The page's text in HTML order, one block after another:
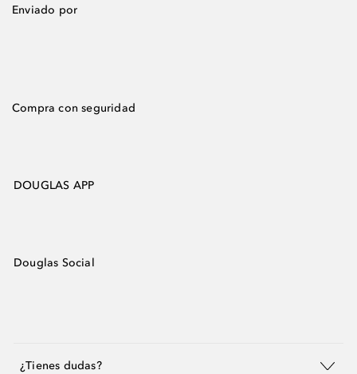
Enviado por
Compra con seguridad
DOUGLAS APP
Douglas Social
¿Tienes dudas?